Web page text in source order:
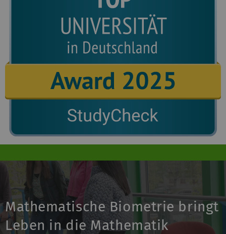
Mathematische Biometrie bringt
Leben in die Mathematik